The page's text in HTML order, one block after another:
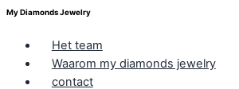
My Diamonds Jewelry
Het team
Waarom my diamonds jewelry
contact